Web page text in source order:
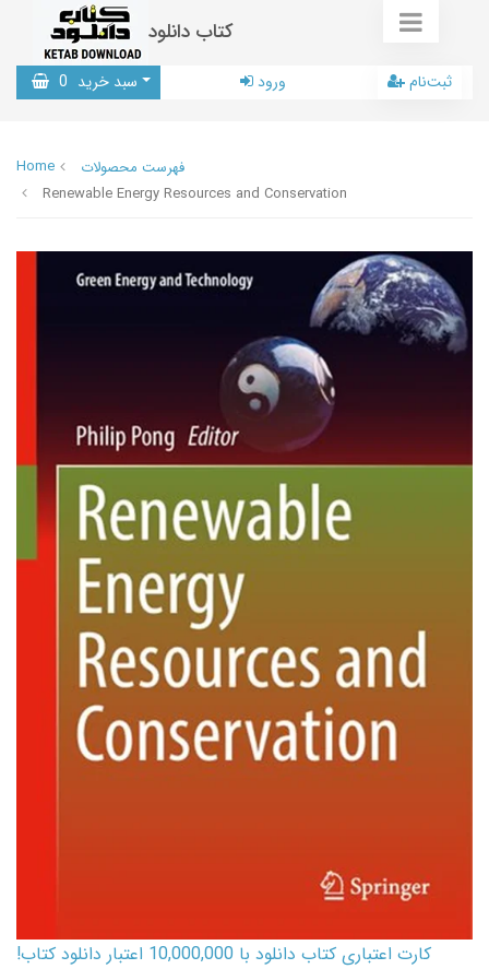
کتاب دانلود
سبد خرید 0 ورود ثبت‌نام
Home
فهرست محصولات
Renewable Energy Resources and Conservation
کارت اعتباری کتاب دانلود با 10,000,000 اعتبار دانلود کتاب!